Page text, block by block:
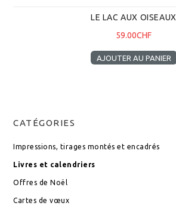
LE LAC AUX OISEAUX
59.00CHF
AJOUTER AU PANIER
CATÉGORIES
Impressions, tirages montés et encadrés
Livres et calendriers
Offres de Noël
Cartes de vœux